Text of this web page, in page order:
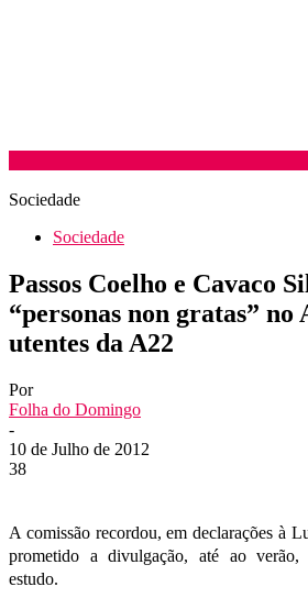
Sociedade
Sociedade
Passos Coelho e Cavaco
“personas non gratas” no
utentes da A22
Por
Folha do Domingo
-
10 de Julho de 2012
38
A comissão recordou, em declarações à
prometido a divulgação, até ao verão,
estudo.